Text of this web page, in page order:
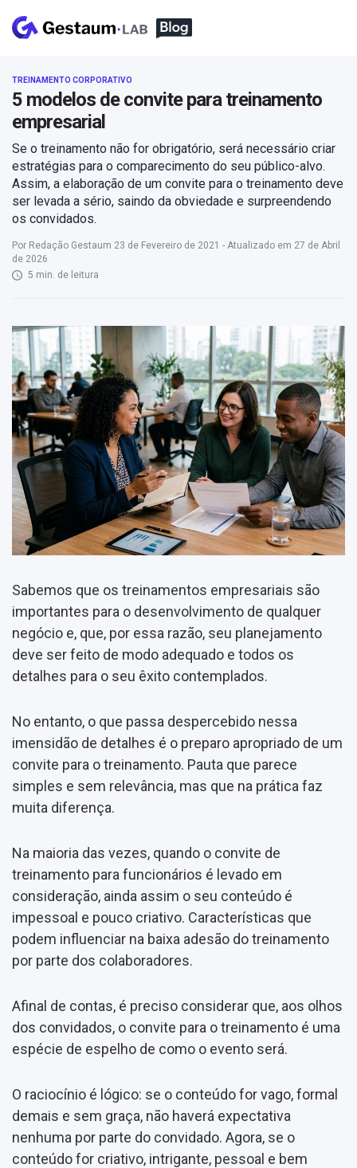
TREINAMENTO CORPORATIVO
5 modelos de convite para treinamento
empresarial
Se o treinamento não for obrigatório, será necessário criar
estratégias para o comparecimento do seu público-alvo.
Assim, a elaboração de um convite para o treinamento deve
ser levada a sério, saindo da obviedade e surpreendendo
os convidados.
Por Redação Gestaum 23 de Fevereiro de 2021 - Atualizado em 27 de Abril
de 2026
5 min. de leitura
Sabemos que os treinamentos empresariais são
importantes para o desenvolvimento de qualquer
negócio e, que, por essa razão, seu planejamento
deve ser feito de modo adequado e todos os
detalhes para o seu êxito contemplados.
No entanto, o que passa despercebido nessa
imensidão de detalhes é o preparo apropriado de um
convite para o treinamento. Pauta que parece
simples e sem relevância, mas que na prática faz
muita diferença.
Na maioria das vezes, quando o convite de
treinamento para funcionários é levado em
consideração, ainda assim o seu conteúdo é
impessoal e pouco criativo. Características que
podem influenciar na baixa adesão do treinamento
por parte dos colaboradores.
Afinal de contas, é preciso considerar que, aos olhos
dos convidados, o convite para o treinamento é uma
espécie de espelho de como o evento será.
O raciocínio é lógico: se o conteúdo for vago, formal
demais e sem graça, não haverá expectativa
nenhuma por parte do convidado. Agora, se o
conteúdo for criativo, intrigante, pessoal e bem